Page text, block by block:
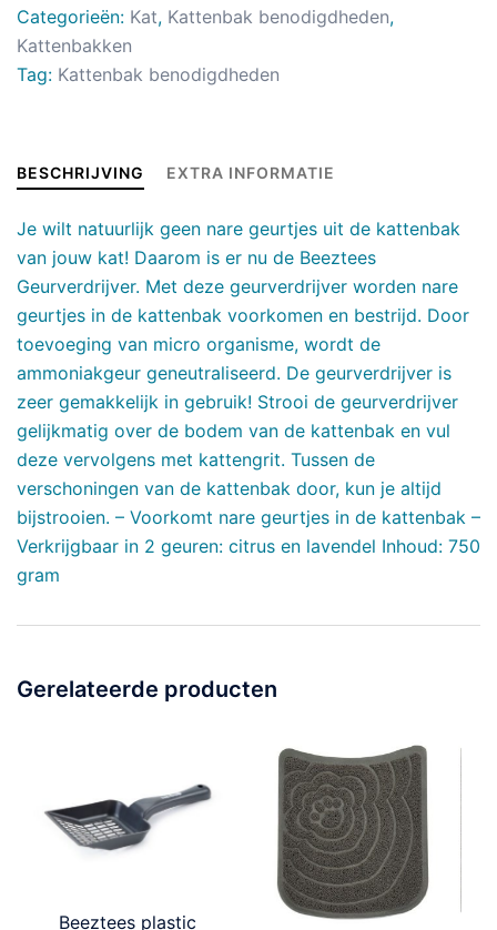
Categorieën: Kat, Kattenbak benodigdheden,
Kattenbakken
Tag: Kattenbak benodigdheden
BESCHRIJVING EXTRA INFORMATIE
Je wilt natuurlijk geen nare geurtjes uit de kattenbak
van jouw kat! Daarom is er nu de Beeztees
Geurverdrijver. Met deze geurverdrijver worden nare
geurtjes in de kattenbak voorkomen en bestrijd. Door
toevoeging van micro organisme, wordt de
ammoniakgeur geneutraliseerd. De geurverdrijver is
zeer gemakkelijk in gebruik! Strooi de geurverdrijver
gelijkmatig over de bodem van de kattenbak en vul
deze vervolgens met kattengrit. Tussen de
verschoningen van de kattenbak door, kun je altijd
bijstrooien. – Voorkomt nare geurtjes in de kattenbak –
Verkrijgbaar in 2 geuren: citrus en lavendel Inhoud: 750
gram
Gerelateerde producten
Beeztees plastic